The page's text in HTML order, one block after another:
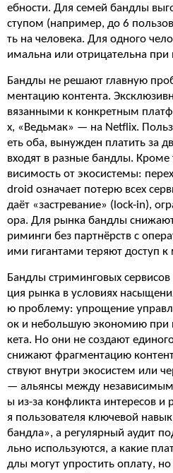
ебности. Для семей бандлы
ступом (например, до 6
ть на человека. Для одного
имальна или отрицательна
Бандлы не решают главную
ментацию контента.
вязанными к конкретным
x, «Ведьмак» — на Netflix.
еть оба, вынужден платить за
входят в разные бандлы. Кроме
висимость от экосистемы:
droid означает потерю всех
даёт «застревание» (lock-in),
ора. Для рынка бандлы
риминги без партнёрств с
ими гигантами теряют доступ к
Бандлы стриминговых
ция рынка в условиях
ю проблему: упрощение
ок и небольшую экономию при
кета. Но они не создают
снижают фрагментацию
ствуют внутри экосистем или
— альянсы между
ы из-за конфликта интересов и
я пользователя ключевой
бандла», а регулярный аудит
льно используются, а какие
длы могут упростить оплату,